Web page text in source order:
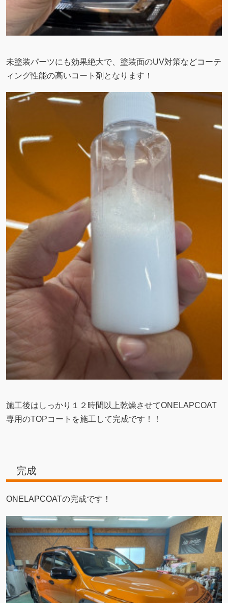
未塗装パーツにも効果絶大で、塗装面のUV対策などコーテ
ィング性能の高いコート剤となります！
施工後はしっかり１２時間以上乾燥させてONELAPCOAT
専用のTOPコートを施工して完成です！！
完成
ONELAPCOATの完成です！